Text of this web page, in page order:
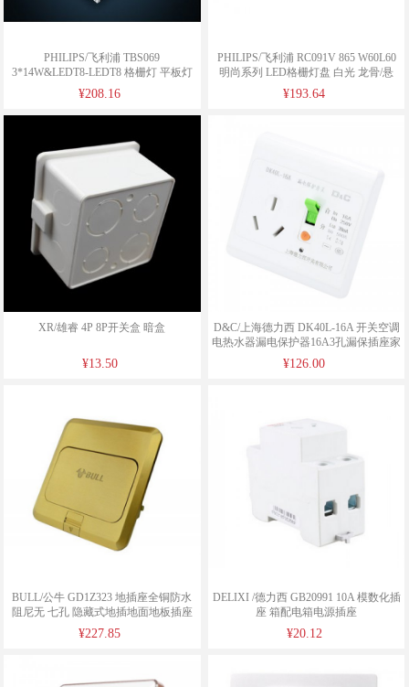
PHILIPS/飞利浦 TBS069
3*14W&LEDT8-LEDT8 格栅灯 平板灯
¥208.16
PHILIPS/飞利浦 RC091V 865 W60L60
明尚系列 LED格栅灯盘 白光 龙骨/悬
¥193.64
XR/雄睿 4P 8P开关盒 暗盒
¥13.50
D&C/上海德力西 DK40L-16A 开关空调
电热水器漏电保护器16A3孔漏保插座家
用86型
¥126.00
BULL/公牛 GD1Z323 地插座全铜防水
阻尼无 七孔 隐藏式地插地面地板插座
面板地扦
¥227.85
DELIXI /德力西 GB20991 10A 模数化插
座 箱配电箱电源插座
¥20.12